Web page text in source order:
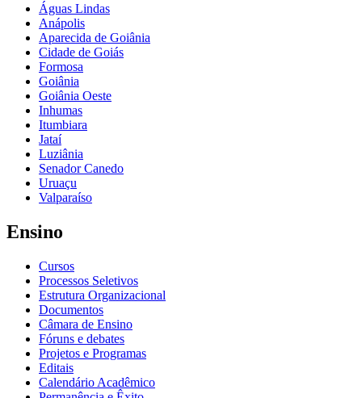
Águas Lindas
Anápolis
Aparecida de Goiânia
Cidade de Goiás
Formosa
Goiânia
Goiânia Oeste
Inhumas
Itumbiara
Jataí
Luziânia
Senador Canedo
Uruaçu
Valparaíso
Ensino
Cursos
Processos Seletivos
Estrutura Organizacional
Documentos
Câmara de Ensino
Fóruns e debates
Projetos e Programas
Editais
Calendário Acadêmico